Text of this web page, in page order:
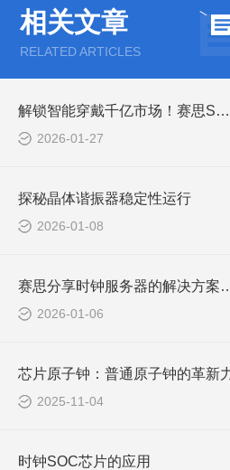
相关文章
RELATED ARTICLES
解锁智能穿戴千亿市场！赛思SMD晶体谐振器，精准驱动智能生态
2026-01-27
探秘晶体谐振器稳定性运行
2026-01-08
赛思分享时钟服务器
2026-01-06
芯片原子钟：普通原子钟的革新
2025-11-04
时钟SOC芯片的应用